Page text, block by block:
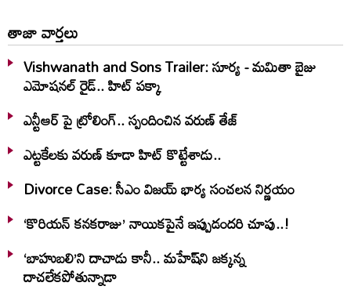
తాజా వార్తలు
Vishwanath and Sons Trailer: సూర్య - మమితా బైజు
ఎమోషనల్ రైడ్.. హిట్ పక్కా
ఎన్టీఆర్ పై ట్రోలింగ్.. స్పందించిన వరుణ్ తేజ్
ఎట్టకేలకు వరుణ్ కూడా హిట్ కొట్టేశాడు..
Divorce Case: సీఎం విజయ్ భార్య సంచలన నిర్ణయం
‘కొరియన్ కనకరాజు’ నాయికపైనే ఇప్పుడందరి చూపు..!
‘బాహుబలి’ని దాచాడు కానీ.. మహేష్‌ని జక్కన్న
దాచలేకపోతున్నాడా